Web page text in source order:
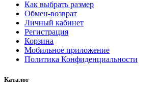
Как выбрать размер
Обмен-возврат
Личный кабинет
Регистрация
Корзина
Мобильное приложение
Политика Конфиденциальности
Каталог